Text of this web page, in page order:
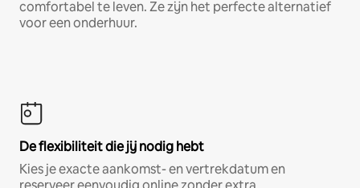
comfortabel te leven. Ze zijn het perfecte alternatief
voor een onderhuur.
De flexibiliteit die jij nodig hebt
Kies je exacte aankomst- en vertrekdatum en